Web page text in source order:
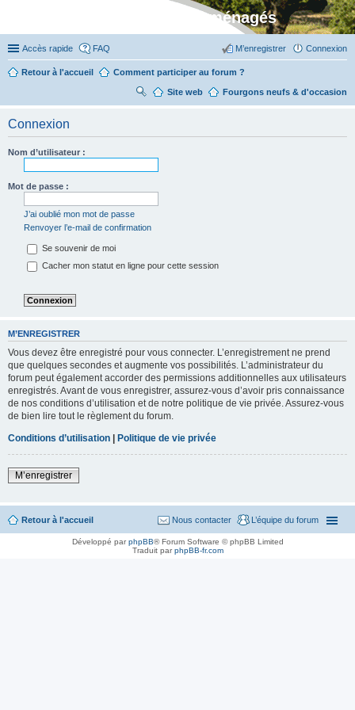
Stylevan - Vans aménagés
Accès rapide FAQ Connexion
M’enregistrer
Retour à l'accueil Comment participer au forum ?
Fourgons neufs & d'occasion
Site web
R
Connexion
Nom d’utilisateur :
Mot de passe :
J’ai oublié mon mot de passe
Renvoyer l’e-mail de confirmation
Se souvenir de moi
Cacher mon statut en ligne pour cette session
M’ENREGISTRER
Vous devez être enregistré pour vous connecter. L’enregistrement ne prend
que quelques secondes et augmente vos possibilités. L’administrateur du
forum peut également accorder des permissions additionnelles aux utilisateurs
enregistrés. Avant de vous enregistrer, assurez-vous d’avoir pris connaissance
de nos conditions d’utilisation et de notre politique de vie privée. Assurez-vous
de bien lire tout le règlement du forum.
Conditions d’utilisation | Politique de vie privée
M’enregistrer
Retour à l'accueil L’équipe du forum
Nous contacter
Développé parphpBB® Forum Software © phpBB Limited
Traduit parphpBB-fr.com